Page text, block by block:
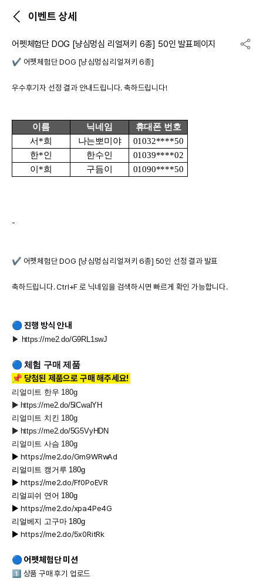
이벤트 상세
어펫체험단 DOG [냥심멍심 리얼져키 6종] 50인 발표페이지
✔️ 어펫체험단 DOG [냥심멍심 리얼져키 6종]
우수후기자 선정 결과 안내드립니다. 축하드립니다!
이름 닉네임
휴대폰 번호
서*희
나는뽀미야
01032****50
한*인
한수인
01039****02
이*희
구듬이 01090****50
-
✔️ 어펫체험단 DOG [냥심멍심 리얼져키 6종] 50인 선정 결과 발표
축하드립니다. Ctrl+F 로 닉네임을 검색하시면 빠르게 확인 가능합니다.
🔵 진행 방식 안내
▶ https://me2.do/G9RL1swJ
🔵 체 험 구매 제품
📌 당첨된 제품으로 구매 해주세요!
리얼미트 한우 180g
▶ https://me2.do/5lCwalYH
리얼미트 치킨 180g
▶ https://me2.do/5G5VyHDN
리얼미트 사슴 180g
▶ https://me2.do/Gm9WRwAd
리얼미트 캥거루 180g
▶ https://me2.do/Ff0PoEVR
리얼피쉬 연어 180g
▶ https://me2.do/xpa4Pe4G
리얼베지 고구마 180g
▶ https://me2.do/5x0RitRk
🔵 어펫체험단 미션
1️⃣ 상품 구매 후기 업로드